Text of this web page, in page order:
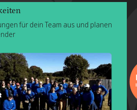
für dein Team aus und planen